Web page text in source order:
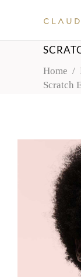
Home /
Scratch